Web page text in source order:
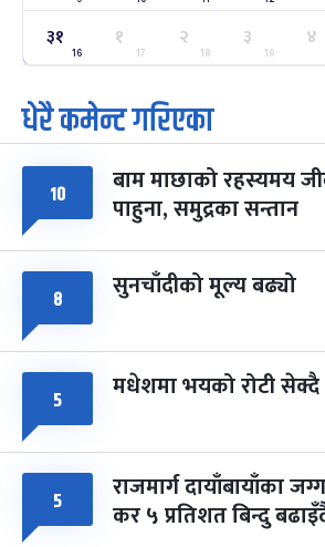
२५
मंगल
ग्याल्पो ल्होसार
फाल्गुन २५, २०८३ Mar 9, 2027
७ पूर्णिमा व्रत
चैत्र ७, २०८३-Mar 21, 2027
८
सोम
फागुपूर्णिमा
चैत्र ८, २०८३-Mar 22, 2027
३१
16
१
17
२
18
३
19
४
धेरै कमेन्ट गरिएका
१० बाम माछाको रहस्यमय
पाहुना, समुद्रका सन्तान
८ सुनचाँदीको मूल्य बढ्यो
५ मधेशमा भयको रोटी
५ राजमार्ग दायाँबायाँका
कर ५ प्रतिशत बिन्दु